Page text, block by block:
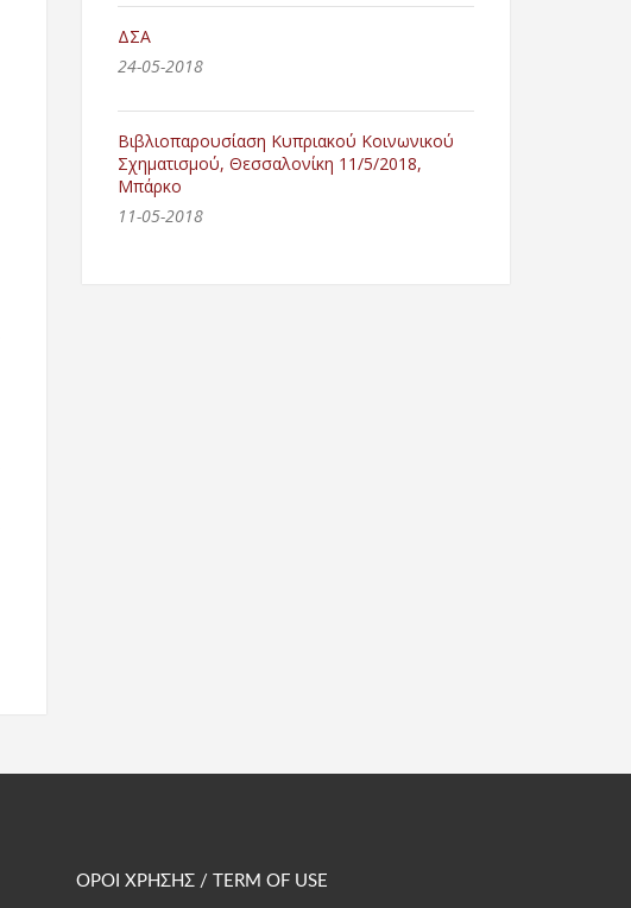
ΔΣΑ
24-05-2018
Βιβλιοπαρουσίαση Κυπριακού Κοινωνικού
Σχηματισμού, Θεσσαλονίκη 11/5/2018,
Μπάρκο
11-05-2018
ΟΡΟΙ ΧΡΗΣΗΣ / TERM OF USE